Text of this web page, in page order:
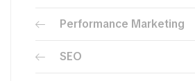
Performance Marketing
SEO